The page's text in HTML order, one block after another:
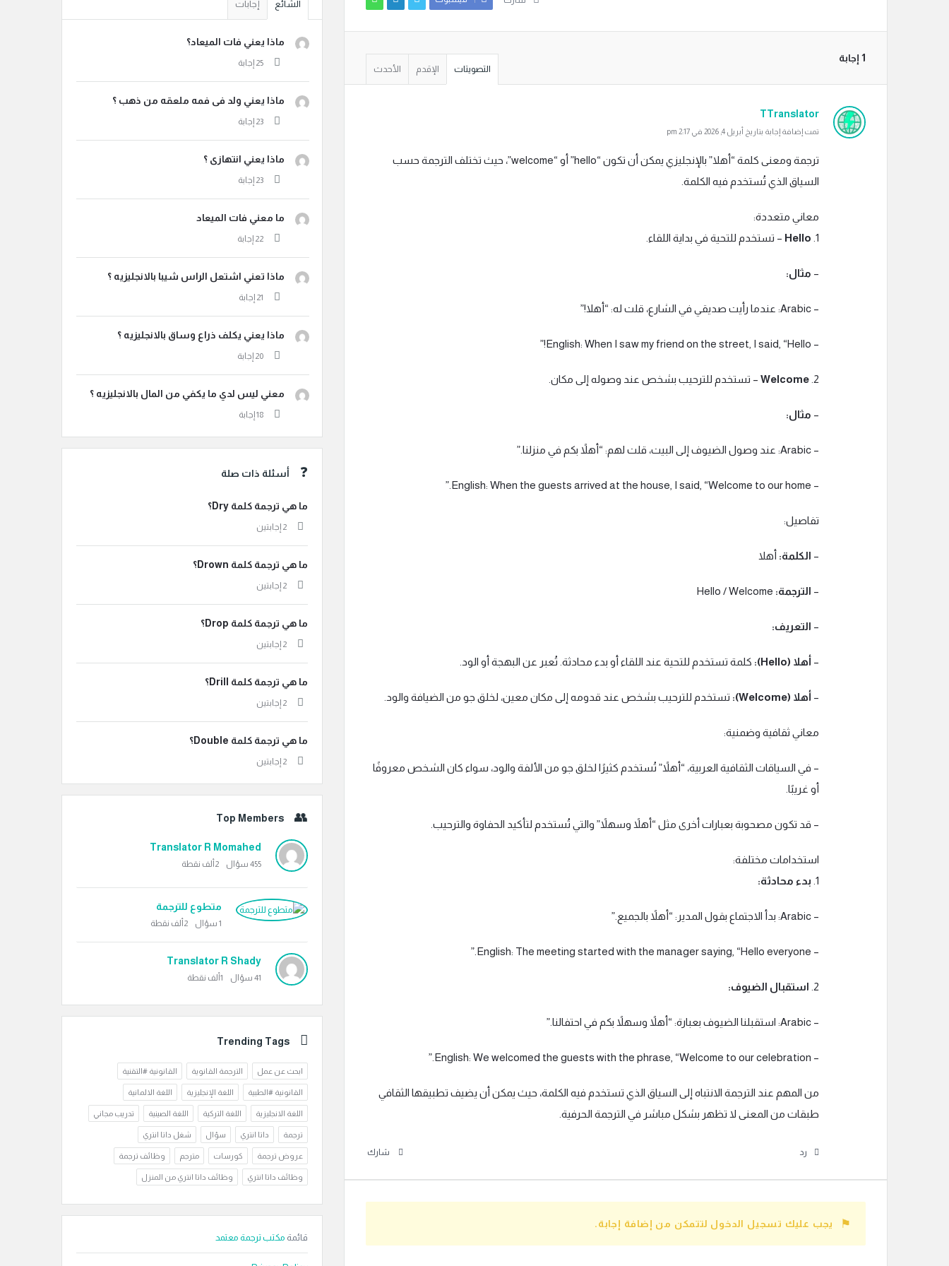
‫1 إجابة
التصويتات الإقدم الأحدث
TTranslator
تمت إضافة إجابة بتاريخ أبريل 4, 2026 في 2:17 pm
ترجمة ومعنى كلمة “أهلا” بالإنجليزي يمكن أن تكون “hello” أو “welcome”، حيث تختلف الترجمة حسب
السياق الذي تُستخدم فيه الكلمة.
معاني متعددة:
1.
Hello – تستخدم للتحية في بداية اللقاء.
– مثال:
– Arabic: عندما رأيت صديقي في الشارع، قلت له: “أهلا!”
– English: When I saw my friend on the street, I said, “Hello!”
2.
Welcome – تستخدم للترحيب بشخص عند وصوله إلى مكان.
– مثال:
– Arabic: عند وصول الضيوف إلى البيت، قلت لهم: “أهلاً بكم في منزلنا.”
– English: When the guests arrived at the house, I said, “Welcome to our home.”
تفاصيل:
– الكلمة: أهلا
– الترجمة:
– التعريف:
– أهلا (Hello): كلمة تستخدم للتحية عند اللقاء أو بدء محادثة. تُعبر عن البهجة أو الود.
– أهلا (Welcome): تستخدم للترحيب بشخص عند قدومه إلى مكان معين، لخلق جو من الضيافة والود.
معاني ثقافية وضمنية:
– في السياقات الثقافية العربية، “أهلاً” تُستخدم كثيرًا لخلق جو من الألفة والود، سواء كان الشخص معروفًا
أو غريبًا.
– قد تكون مصحوبة بعبارات أخرى مثل “أهلاً وسهلاً” والتي تُستخدم لتأكيد الحفاوة والترحيب.
استخدامات مختلفة:
1. بدء محادثة:
– Arabic: بدأ الاجتماع بقول المدير: “أهلاً بالجميع.”
– English: The meeting started with the manager saying, “Hello everyone.”
2. استقبال الضيوف:
– Arabic: استقبلنا الضيوف بعبارة: “أهلاً وسهلاً بكم في احتفالنا.”
– English: We welcomed the guests with the phrase, “Welcome to our celebration.”
من المهم عند الترجمة الانتباه إلى السياق الذي تستخدم فيه الكلمة، حيث يمكن أن يضيف تطبيقها الثقافي
طبقات من المعنى لا تظهر بشكل مباشر في الترجمة الحرفية.
رد شارك
يجب عليك تسجيل الدخول لتتمكن من إضافة إجابة.
الشائع إجابات
ماذا يعني فات الميعاد؟
‏‫25 إجابة
ماذا يعني ولد فى فمه ملعقه من ذهب ؟
‏‫23 إجابة
ماذا يعني انتهازى ؟
‏‫23 إجابة
ما معني فات الميعاد
‏‫22 إجابة
ماذا تعني اشتعل الراس شيبا بالانجليزيه ؟
ماذا يعني يكلف ذراع وساق بالانجليزيه ؟
‏‫20 إجابة
معني ليس لدي ما يكفي من المال بالانجليزيه ؟
‏‫18 إجابة
أسئلة ذات صلة
ما هي ترجمة كلمة Dry؟
‫2 إجابتين
ما هي ترجمة كلمة Drown؟
‫2 إجابتين
ما هي ترجمة كلمة Drop؟
‫2 إجابتين
ما هي ترجمة كلمة Drill؟
‫2 إجابتين
ما هي ترجمة كلمة Double؟
‫2 إجابتين
Top Members
Translator R Momahed
455 سؤال 2ألف نقطة
متطوع للترجمة
1 سؤال 2ألف نقطة
Translator R Shady
41 سؤال 1ألف نقطة
Trending Tags
ابحث عن عمل الترجمة القانوية القانونية #التقنية
القانونية #الطبية اللغة الإنجليزية اللغة الالمانية
اللغة الانجليزية اللغة التركية اللغة الصينية تدريب مجاني
ترجمة داتا انتري سؤال شغل داتا انتري
عروض ترجمة كورسات مترجم وظائف ترجمة
وظائف داتا انتري وظائف داتا انتري من المنزل
قائمة مكتب ترجمة معتمد